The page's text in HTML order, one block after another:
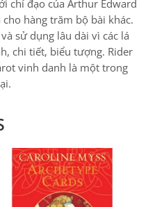
chỉ đạo của Arthur Edward
hàng trăm bộ bài khác.
sử dụng lâu dài vì các lá
chi tiết, biểu tượng. Rider
vinh danh là một trong